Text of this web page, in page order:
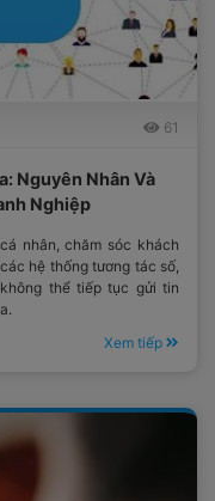
61
Nguyên Nhân Và
Nghiệp
nhân, chăm sóc khách
hệ thống tương tác số,
thể tiếp tục gửi tin
Xem tiếp